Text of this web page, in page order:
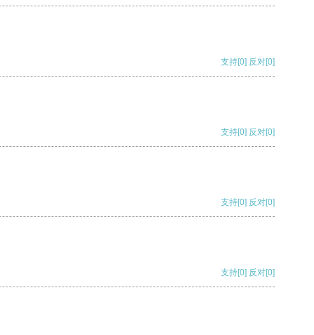
支持[0] 反对[0]
支持[0] 反对[0]
支持[0] 反对[0]
支持[0] 反对[0]